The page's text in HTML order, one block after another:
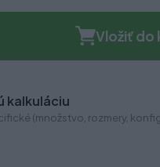
Vložiť do
kalkuláciu
(množstvo, rozmery,